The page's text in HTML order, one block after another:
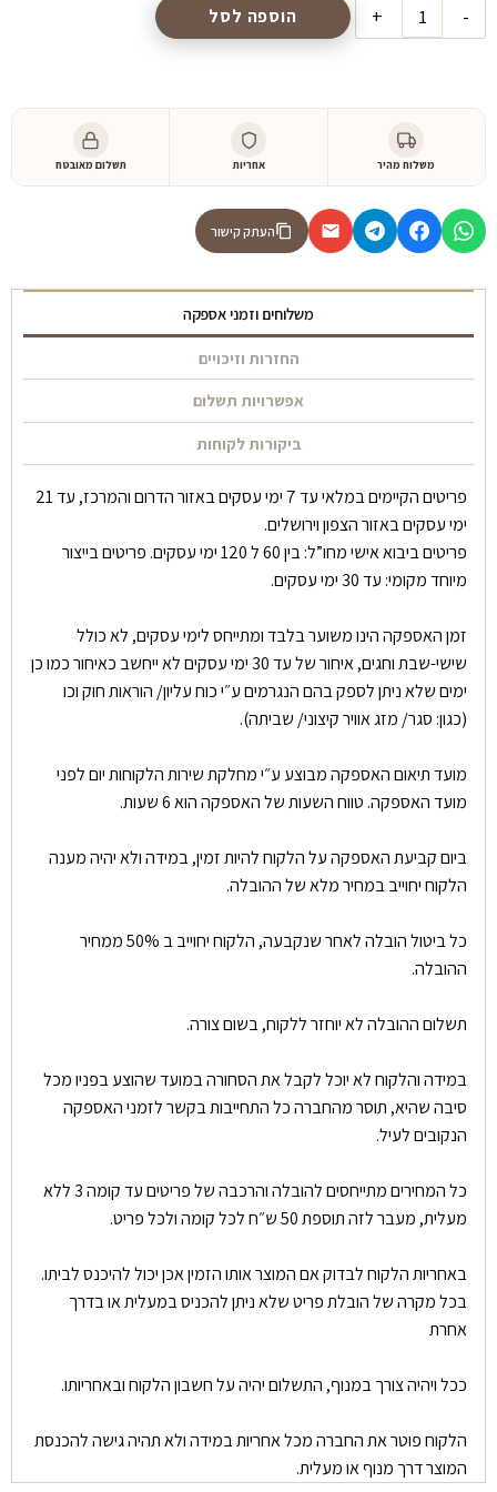
כמות
של
הוספה לסל
משלוח מהיר אחריות תשלום מאובטח
העתק קישור
משלוחים וזמני אספקה
החזרות וזיכויים
אפשרויות תשלום
ביקורות לקוחות
פריטים הקיימים במלאי עד 7 ימי עסקים באזור הדרום והמרכז, עד 21
ימי עסקים באזור הצפון וירושלים.
פריטים ביבוא אישי מחו”ל: בין 60 ל 120 ימי עסקים. פריטים בייצור
מיוחד מקומי: עד 30 ימי עסקים.
זמן האספקה הינו משוער בלבד ומתייחס לימי עסקים, לא כולל
שישי-שבת וחגים, איחור של עד 30 ימי עסקים לא ייחשב כאיחור כמו כן
ימים שלא ניתן לספק בהם הנגרמים ע״י כוח עליון/ הוראות חוק וכו
(כגון: סגר/ מזג אוויר קיצוני/ שביתה).
מועד תיאום האספקה מבוצע ע״י מחלקת שירות הלקוחות יום לפני
מועד האספקה. טווח השעות של האספקה הוא 6 שעות.
ביום קביעת האספקה על הלקוח להיות זמין, במידה ולא יהיה מענה
הלקוח יחוייב במחיר מלא של ההובלה.
כל ביטול הובלה לאחר שנקבעה, הלקוח יחוייב ב 50% ממחיר
ההובלה.
תשלום ההובלה לא יוחזר ללקוח, בשום צורה.
במידה והלקוח לא יוכל לקבל את הסחורה במועד שהוצע בפניו מכל
סיבה שהיא, תוסר מהחברה כל התחייבות בקשר לזמני האספקה
הנקובים לעיל.
כל המחירים מתייחסים להובלה והרכבה של פריטים עד קומה 3 ללא
מעלית, מעבר לזה תוספת 50 ש״ח לכל קומה ולכל פריט.
באחריות הלקוח לבדוק אם המוצר אותו הזמין אכן יכול להיכנס לביתו.
בכל מקרה של הובלת פריט שלא ניתן להכניס במעלית או בדרך
אחרת
ככל ויהיה צורך במנוף, התשלום יהיה על חשבון הלקוח ובאחריותו.
הלקוח פוטר את החברה מכל אחריות במידה ולא תהיה גישה להכנסת
המוצר דרך מנוף או מעלית.